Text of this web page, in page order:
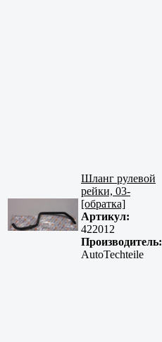
Шланг рулевой
рейки, 03-
[обратка]
Артикул:
422012
Производитель:
AutoTechteile